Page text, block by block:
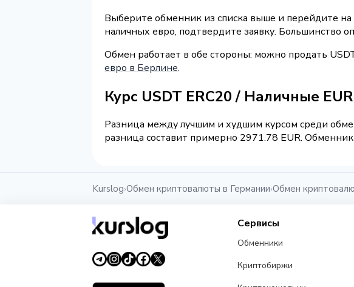
Выберите обменник из списка выше и перейдите
наличных евро, подтвердите заявку. Большинство
Обмен работает в обе стороны: можно продать
евро в Берлине.
Курс USDT ERC20 / Наличные EUR
Разница между лучшим и худшим курсом среди
разница составит примерно 2971.78 EUR.
Kurslog›Обмен криптовалюты в Германии›Обмен
Сервисы
Обменники
Криптобиржи